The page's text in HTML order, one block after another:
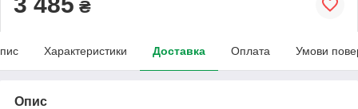
₴
Характеристики Доставка Оплата Умови
Опис